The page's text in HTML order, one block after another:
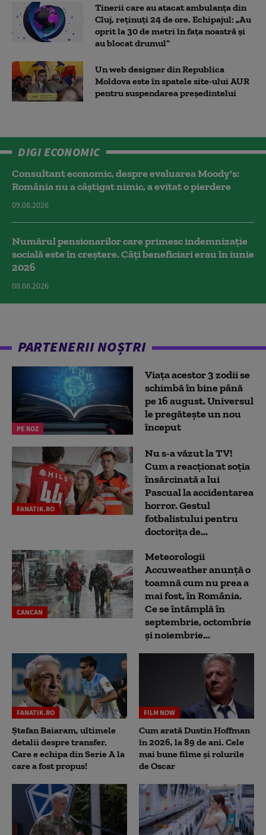
Tinerii care au atacat ambulanța din
Cluj, reținuți 24 de ore. Echipajul: „Au
oprit la 30 de metri în fața noastră și
au blocat drumul”
Un web designer din Republica
Moldova este în spatele site-ului AUR
pentru suspendarea președintelui
DIGI ECONOMIC
Consultant economic, despre evaluarea Moody's:
România nu a câştigat nimic, a evitat o pierdere
09.08.2026
Numărul pensionarilor care primesc indemnizaţie
socială este în creștere. Câți beneficiari erau în iunie
2026
08.08.2026
PARTENERII NOȘTRI
PE ROZ
Viața acestor 3 zodii se
schimbă în bine până
pe 16 august. Universul
le pregătește un nou
început
FANATIK.RO
Nu s-a văzut la TV!
Cum a reacţionat soţia
însărcinată a lui
Pascual la accidentarea
horror. Gestul
fotbalistului pentru
doctoriţa de...
CANCAN
Meteorologii
Accuweather anunță o
toamnă cum nu prea a
mai fost, în România.
Ce se întâmplă în
septembrie, octombrie
și noiembrie...
FANATIK.RO
Ștefan Baiaram, ultimele
detalii despre transfer.
Care e echipa din Serie A la
care a fost propus!
FILM NOW
Cum arată Dustin Hoffman
în 2026, la 89 de ani. Cele
mai bune filme și rolurile
de Oscar